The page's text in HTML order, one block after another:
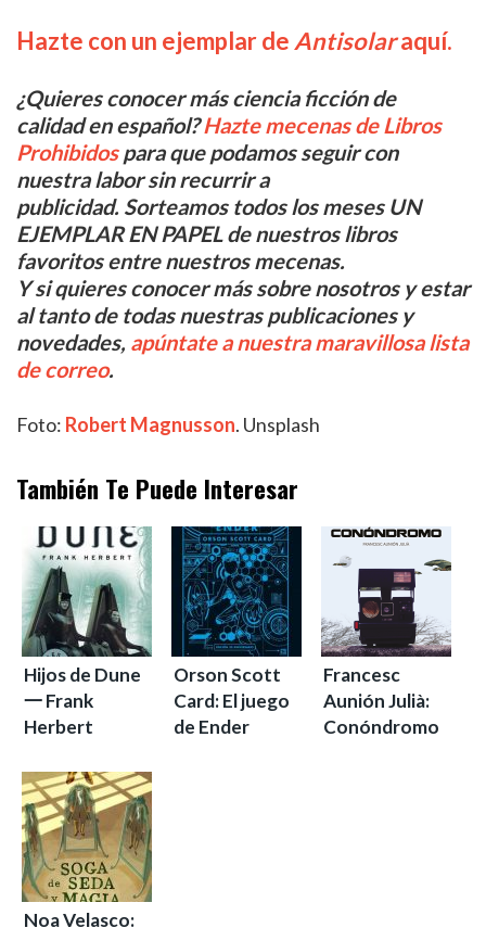
Hazte con un ejemplar de Antisolaraquí.
¿Quieres conocer más ciencia ficción de
calidad en español?Hazte mecenas de Libros
Prohibidospara que podamos seguir con
nuestra labor sin recurrir a
publicidad. Sorteamos todos los meses UN
EJEMPLAR EN PAPEL de nuestros libros
favoritos entre nuestros mecenas.
Y si quieres conocer más sobre nosotros y estar
al tanto de todas nuestras publicaciones y
novedades, apúntate a nuestra maravillosa lista
de correo.
Foto: Robert Magnusson. Unsplash
También Te Puede Interesar
Hijos de Dune
一 Frank
Herbert
Orson Scott
Card: El juego
de Ender
Francesc
Aunión Julià:
Conóndromo
Noa Velasco: